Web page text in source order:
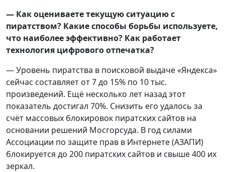
— Как оцениваете текущую ситуацию с
пиратством? Какие способы борьбы используете,
что наиболее эффективно? Как работает
технология цифрового отпечатка?
— Уровень пиратства в поисковой выдаче «Яндекса»
сейчас составляет от 7 до 15% по 10 тыс.
произведений. Ещё несколько лет назад этот
показатель достигал 70%. Снизить его удалось за
счёт массовых блокировок пиратских сайтов на
основании решений Мосгорсуда. В год силами
Ассоциации по защите прав в Интернете (АЗАПИ)
блокируется до 200 пиратских сайтов и свыше 400 их
зеркал.